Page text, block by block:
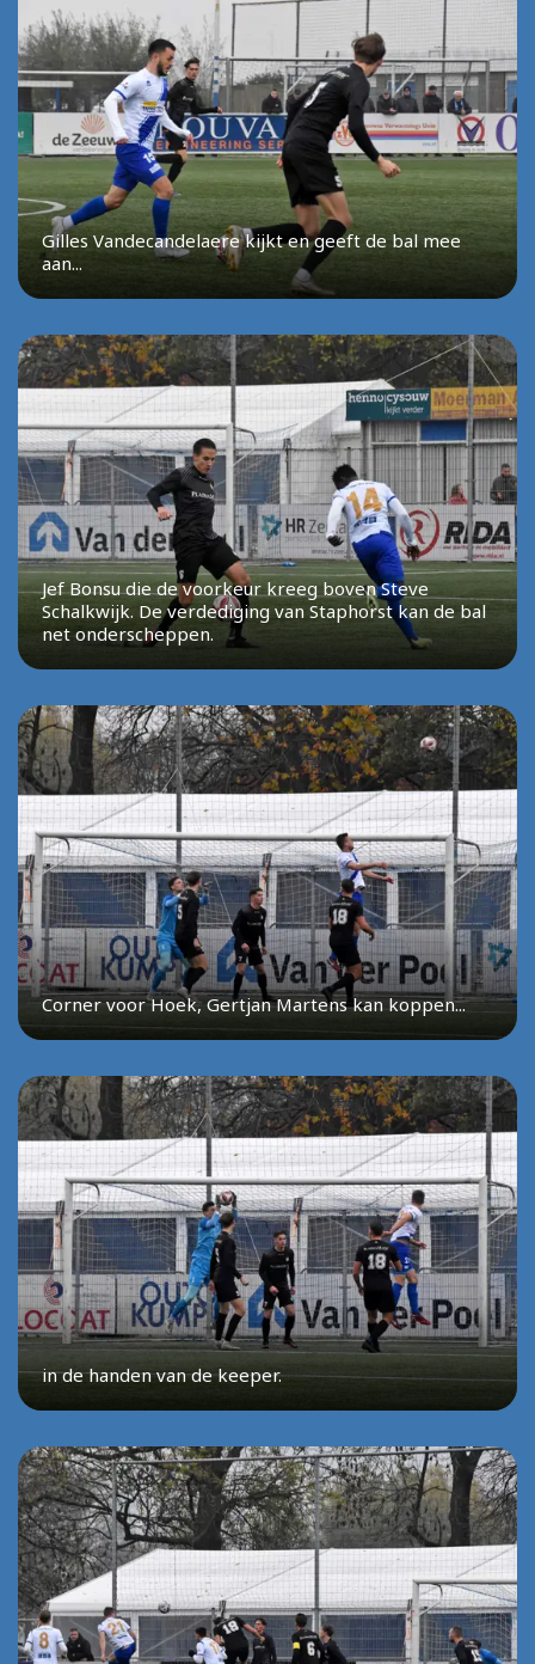
Gilles Vandecandelaere kijkt en geeft de bal mee
aan...
Jef Bonsu die de voorkeur kreeg boven Steve
Schalkwijk. De verdediging van Staphorst kan de bal
net onderscheppen.
Corner voor Hoek, Gertjan Martens kan koppen...
in de handen van de keeper.